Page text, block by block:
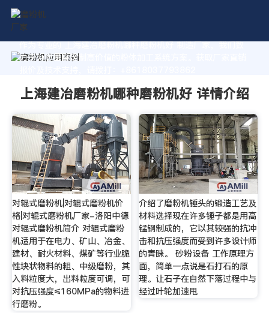
作为专业的 上海建冶磨粉机哪种磨粉机好 制造厂家，我们致
力于为您量身定制高价值的粉体加工系统方案。获取厂家直销
上海建冶磨粉机哪种磨粉机好 详情介绍
对辊式磨粉机|对辊式磨粉机价
格|对辊式磨粉机厂家-洛阳中德
对辊式磨粉机简介 对辊式磨粉
机适用于在电力、矿山、冶金、
建材、耐火材料、煤矿等行业脆
性块状物料的粗、中级磨粉，其
入料粒度大，出料粒度可调，可
对抗压强度≤160MPa的物料进
行磨粉。
介绍了磨粉机锤头的锻造工艺及
材料选择现在许多锤子都是用高
锰钢制成的，它以其较强的抗冲
击和抗压强度而受到许多设计师
的青睐。 砂粉设备 工作原理方
面，简单一点说是石打石的原
理。让石子在自然下落过程中与
经过叶轮加速甩